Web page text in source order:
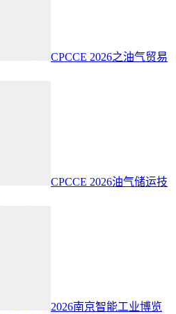
CPCCE 2026之油气贸易
CPCCE 2026油气储运技
2026南京智能工业博览